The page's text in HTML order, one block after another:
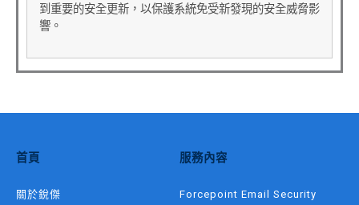
到重要的安全更新，以保護系統免受新發現的安全威脅影
響。
首頁
關於銳傑
服務內容
Forcepoint Email Security